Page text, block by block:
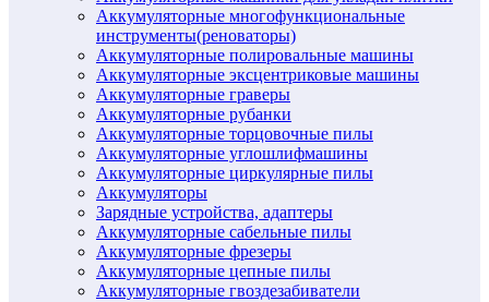
Аккумуляторные многофункциональные
инструменты(реноваторы)
Аккумуляторные полировальные машины
Аккумуляторные эксцентриковые машины
Аккумуляторные граверы
Аккумуляторные рубанки
Аккумуляторные торцовочные пилы
Аккумуляторные углошлифмашины
Аккумуляторные циркулярные пилы
Аккумуляторы
Зарядные устройства, адаптеры
Аккумуляторные сабельные пилы
Аккумуляторные фрезеры
Аккумуляторные цепные пилы
Аккумуляторные гвоздезабиватели